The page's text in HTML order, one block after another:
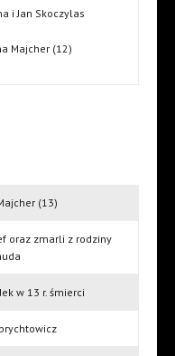
Jan Skoczylas
(12)
(13)
oraz zmarli z rodziny
w 13 r. śmierci